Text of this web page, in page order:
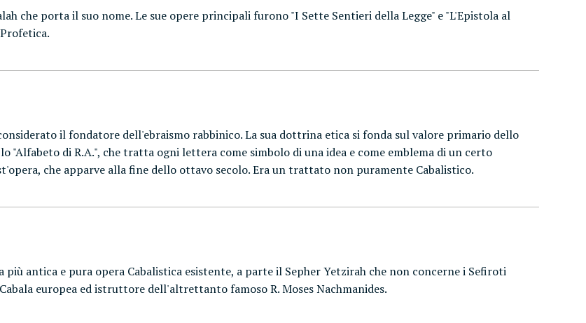
che porta il suo nome. Le sue opere principali furono "I Sette Sentieri della Legge" e "L'Epistola al
il fondatore dell'ebraismo rabbinico. La sua dottrina etica si fonda sul valore primario dello
"Alfabeto di R.A.", che tratta ogni lettera come simbolo di una idea e come emblema di un certo
che apparve alla fine dello ottavo secolo. Era un trattato non puramente Cabalistico.
più antica e pura opera Cabalistica esistente, a parte il Sepher Yetzirah che non concerne i Sefiroti
europea ed istruttore dell'altrettanto famoso R. Moses Nachmanides.